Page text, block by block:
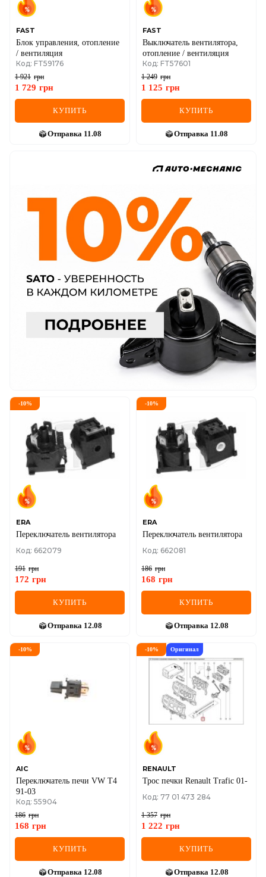
FAST
Блок управления, отопление
/ вентиляция
Код: FT59176
1 921 грн
1 729 грн
КУПИТЬ
Отправка 11.08
FAST
Выключатель вентилятора,
отопление / вентиляция
Код: FT57601
1 249 грн
1 125 грн
КУПИТЬ
Отправка 11.08
-10%
ERA
Переключатель вентилятора
Код: 662079
191 грн
172 грн
КУПИТЬ
Отправка 12.08
-10%
ERA
Переключатель вентилятора
Код: 662081
186 грн
168 грн
КУПИТЬ
Отправка 12.08
-10%
AIC
Переключатель печи VW T4
91-03
Код: 55904
186 грн
168 грн
КУПИТЬ
Отправка 12.08
-10% Оригинал
RENAULT
Трос печки Renault Trafic 01-
Код: 77 01 473 284
1 357 грн
1 222 грн
КУПИТЬ
Отправка 12.08